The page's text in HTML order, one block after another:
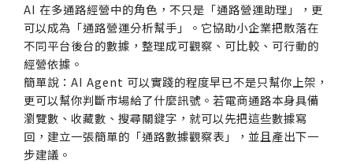
AI 在多通路經營中的角色，不只是「通路營運助理」，更
可以成為「通路營運分析幫手」。它協助小企業把散落在
不同平台後台的數據，整理成可觀察、可比較、可行動的
經營依據。
簡單說：AI Agent 可以實踐的程度早已不是只幫你上架，
更可以幫你判斷市場給了什麼訊號。若電商通路本身具備
瀏覽數、收藏數、搜尋關鍵字，就可以先把這些數據寫
回，建立一張簡單的「通路數據觀察表」，並且產出下一
步建議。